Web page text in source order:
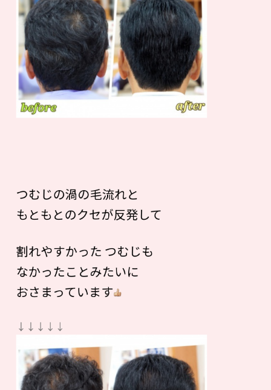
つむじの渦の毛流れと
もともとのクセが反発して
割れやすかった つむじも
なかったことみたいに
おさまっています
↓↓↓↓↓